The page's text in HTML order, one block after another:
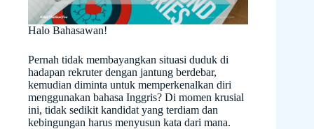
Halo Bahasawan!
Pernah tidak membayangkan situasi duduk di
hadapan rekruter dengan jantung berdebar,
kemudian diminta untuk memperkenalkan diri
menggunakan bahasa Inggris? Di momen krusial
ini, tidak sedikit kandidat yang terdiam dan
kebingungan harus menyusun kata dari mana.